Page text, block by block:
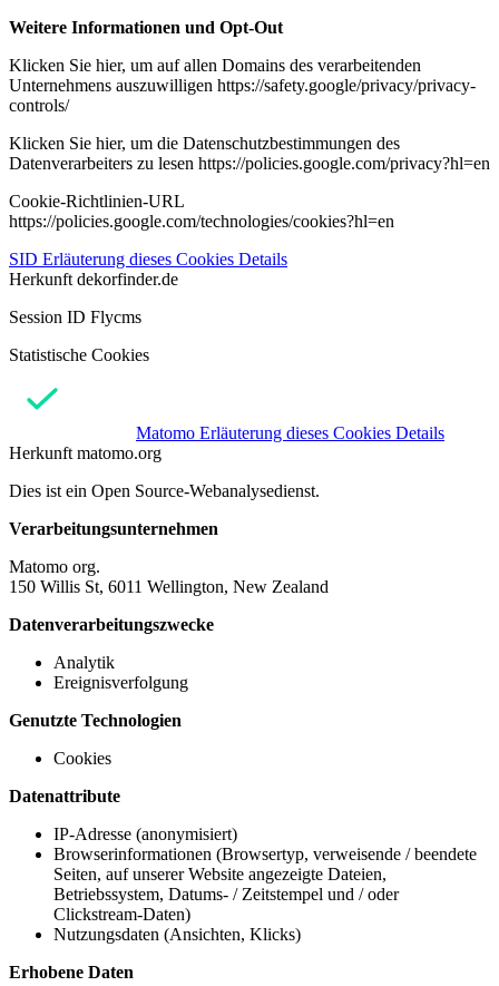
Weitere Informationen und Opt-Out
Klicken Sie hier, um auf allen Domains des verarbeitenden
Unternehmens auszuwilligen https://safety.google/privacy/privacy-
controls/
Klicken Sie hier, um die Datenschutzbestimmungen des
Datenverarbeiters zu lesen https://policies.google.com/privacy?hl=en
Cookie-Richtlinien-URL
https://policies.google.com/technologies/cookies?hl=en
SID Erläuterung dieses Cookies Details
Herkunft dekorfinder.de
Session ID Flycms
Statistische Cookies
Matomo Erläuterung dieses Cookies Details
Herkunft matomo.org
Dies ist ein Open Source-Webanalysedienst.
Verarbeitungsunternehmen
Matomo org.
150 Willis St, 6011 Wellington, New Zealand
Datenverarbeitungszwecke
Analytik
Ereignisverfolgung
Genutzte Technologien
Cookies
Datenattribute
IP-Adresse (anonymisiert)
Browserinformationen (Browsertyp, verweisende / beendete
Seiten, auf unserer Website angezeigte Dateien,
Betriebssystem, Datums- / Zeitstempel und / oder
Clickstream-Daten)
Nutzungsdaten (Ansichten, Klicks)
Erhobene Daten